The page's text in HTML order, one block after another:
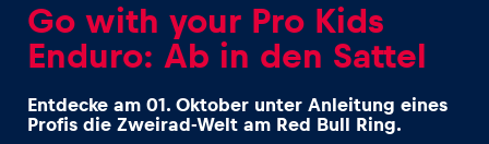
Erlebnisse
Alle anzeigen
Go with your Pro Kids
Enduro: Ab in den Sattel
Entdecke am 01. Oktober unter Anleitung eines
Profis die Zweirad-Welt am Red Bull Ring.